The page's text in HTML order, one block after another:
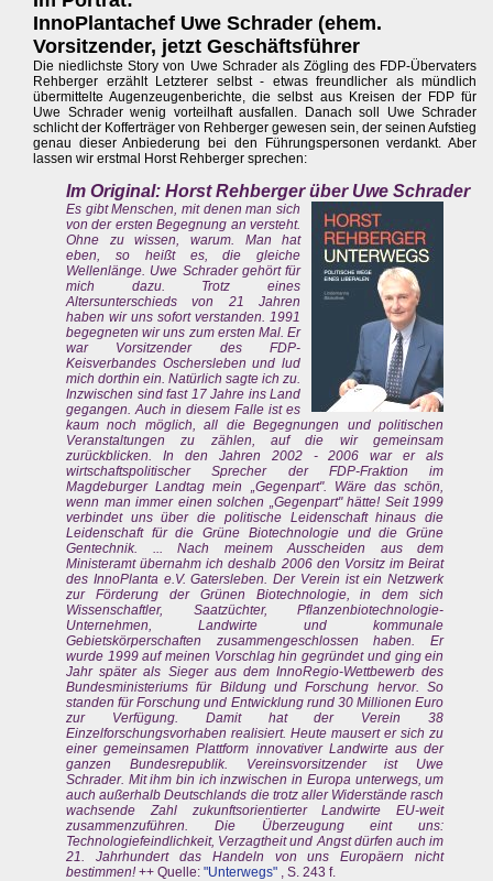
InnoPlantachef Uwe Schrader (ehem.
Vorsitzender, jetzt Geschäftsführer
Die niedlichste Story von Uwe Schrader als Zögling des FDP-Übervaters
Rehberger erzählt Letzterer selbst - etwas freundlicher als mündlich
übermittelte Augenzeugenberichte, die selbst aus Kreisen der FDP für
Uwe Schrader wenig vorteilhaft ausfallen. Danach soll Uwe Schrader
schlicht der Kofferträger von Rehberger gewesen sein, der seinen Aufstieg
genau dieser Anbiederung bei den Führungspersonen verdankt. Aber
lassen wir erstmal Horst Rehberger sprechen:
Im Original: Horst Rehberger über Uwe Schrader
Es gibt Menschen, mit denen man sich
von der ersten Begegnung an versteht.
Ohne zu wissen, warum. Man hat
eben, so heißt es, die gleiche
Wellenlänge. Uwe Schrader gehört für
mich dazu. Trotz eines
Altersunterschieds von 21 Jahren
haben wir uns sofort verstanden. 1991
begegneten wir uns zum ersten Mal. Er
war Vorsitzender des FDP-
Keisverbandes Oschersleben und lud
mich dorthin ein. Natürlich sagte ich zu.
Inzwischen sind fast 17 Jahre ins Land
gegangen. Auch in diesem Falle ist es
kaum noch möglich, all die Begegnungen und politischen
Veranstaltungen zu zählen, auf die wir gemeinsam
zurückblicken. In den Jahren 2002 - 2006 war er als
wirtschaftspolitischer Sprecher der FDP-Fraktion im
Magdeburger Landtag mein „Gegenpart". Wäre das schön,
wenn man immer einen solchen „Gegenpart" hätte! Seit 1999
verbindet uns über die politische Leidenschaft hinaus die
Leidenschaft für die Grüne Biotechnologie und die Grüne
Gentechnik. ... Nach meinem Ausscheiden aus dem
Ministeramt übernahm ich deshalb 2006 den Vorsitz im Beirat
des InnoPlanta e.V. Gatersleben. Der Verein ist ein Netzwerk
zur Förderung der Grünen Biotechnologie, in dem sich
Wissenschaftler, Saatzüchter, Pflanzenbiotechnologie-
Unternehmen, Landwirte und kommunale
Gebietskörperschaften zusammengeschlossen haben. Er
wurde 1999 auf meinen Vorschlag hin gegründet und ging ein
Jahr später als Sieger aus dem InnoRegio-Wettbewerb des
Bundesministeriums für Bildung und Forschung hervor. So
standen für Forschung und Entwicklung rund 30 Millionen Euro
zur Verfügung. Damit hat der Verein 38
Einzelforschungsvorhaben realisiert. Heute mausert er sich zu
einer gemeinsamen Plattform innovativer Landwirte aus der
ganzen Bundesrepublik. Vereinsvorsitzender ist Uwe
Schrader. Mit ihm bin ich inzwischen in Europa unterwegs, um
auch außerhalb Deutschlands die trotz aller Widerstände rasch
wachsende Zahl zukunftsorientierter Landwirte EU-weit
zusammenzuführen. Die Überzeugung eint uns:
Technologiefeindlichkeit, Verzagtheit und Angst dürfen auch im
21. Jahrhundert das Handeln von uns Europäern nicht
bestimmen!++ Quelle: "Unterwegs" , S. 243 f.